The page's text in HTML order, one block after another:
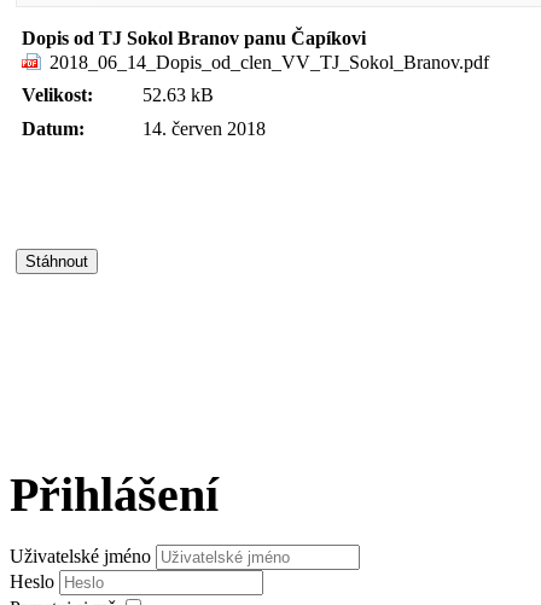
Dopis od TJ Sokol Branov panu Čapíkovi
2018_06_14_Dopis_od_clen_VV_TJ_Sokol_Branov.pdf
Velikost:
52.63 kB
Datum:
14. červen 2018
Přihlášení
Uživatelské jméno
Heslo